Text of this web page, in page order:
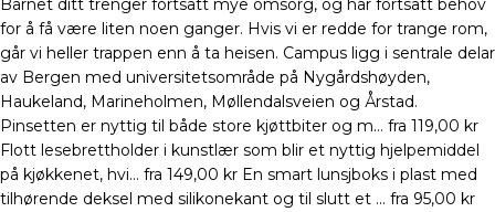
Barnet ditt trenger fortsatt mye omsorg, og har fortsatt behov
for å få være liten noen ganger. Hvis vi er redde for trange rom,
går vi heller trappen enn å ta heisen. Campus ligg i sentrale delar
av Bergen med universitetsområde på Nygårdshøyden,
Haukeland, Marineholmen, Møllendalsveien og Årstad.
Pinsetten er nyttig til både store kjøttbiter og m… fra 119,00 kr
Flott lesebrettholder i kunstlær som blir et nyttig hjelpemiddel
på kjøkkenet, hvi… fra 149,00 kr En smart lunsjboks i plast med
tilhørende deksel med silikonekant og til slutt et … fra 95,00 kr